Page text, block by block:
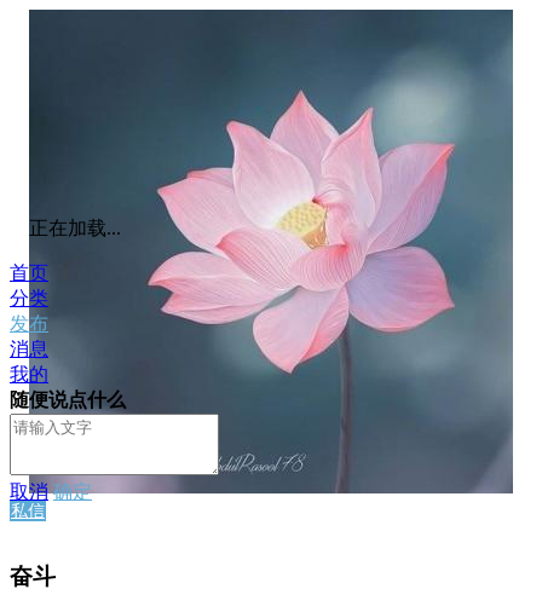
私信
奋斗
正在加载...
首页
分类
发布
消息
我的
随便说点什么
取消 确定